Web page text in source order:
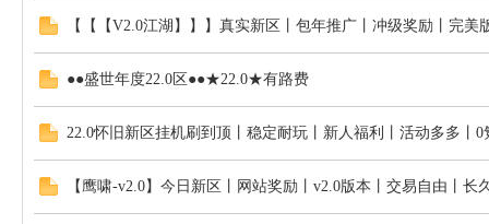
【【【V2.0江湖】】】真实新区丨包年推广丨冲级奖励丨完美
●●盛世年度22.0区●●★22.0★有路费
22.0怀旧新区挂机刷到顶丨稳定耐玩丨新人福利丨活动多多丨
【鹰啸-v2.0】今日新区丨网站奖励丨v2.0版本丨交易自由丨长